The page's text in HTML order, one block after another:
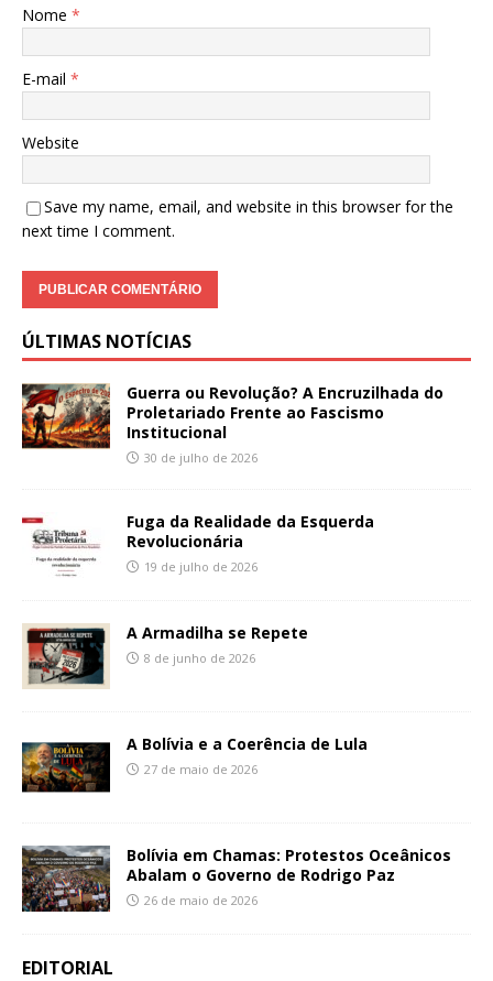
Nome *
E-mail *
Website
Save my name, email, and website in this browser for the
next time I comment.
ÚLTIMAS NOTÍCIAS
Guerra ou Revolução? A Encruzilhada do
Proletariado Frente ao Fascismo
Institucional
30 de julho de 2026
Fuga da Realidade da Esquerda
Revolucionária
19 de julho de 2026
A Armadilha se Repete
8 de junho de 2026
A Bolívia e a Coerência de Lula
27 de maio de 2026
Bolívia em Chamas: Protestos Oceânicos
Abalam o Governo de Rodrigo Paz
26 de maio de 2026
EDITORIAL